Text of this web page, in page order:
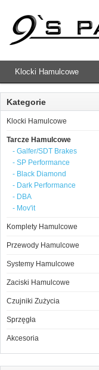
Klocki Hamulcowe
Kategorie
Klocki Hamulcowe
Tarcze Hamulcowe
- Galfer/SDT Brakes
- SP Performance
- Black Diamond
- Dark Performance
- DBA
- Mov'it
Komplety Hamulcowe
Przewody Hamulcowe
Systemy Hamulcowe
Zaciski Hamulcowe
Czujniki Zużycia
Sprzęgła
Akcesoria